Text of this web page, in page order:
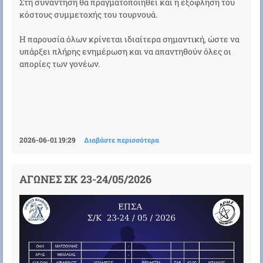
κόστους συμμετοχής του τουρνουά.
Η παρουσία όλων κρίνεται ιδιαίτερα σημαντική, ώστε να
υπάρξει πλήρης ενημέρωση και να απαντηθούν όλες οι
απορίες των γονέων.
2026-06-01 19:29 Διαβάστε περισσότερα
ΑΓΩΝΕΣ ΣΚ 23-24/05/2026